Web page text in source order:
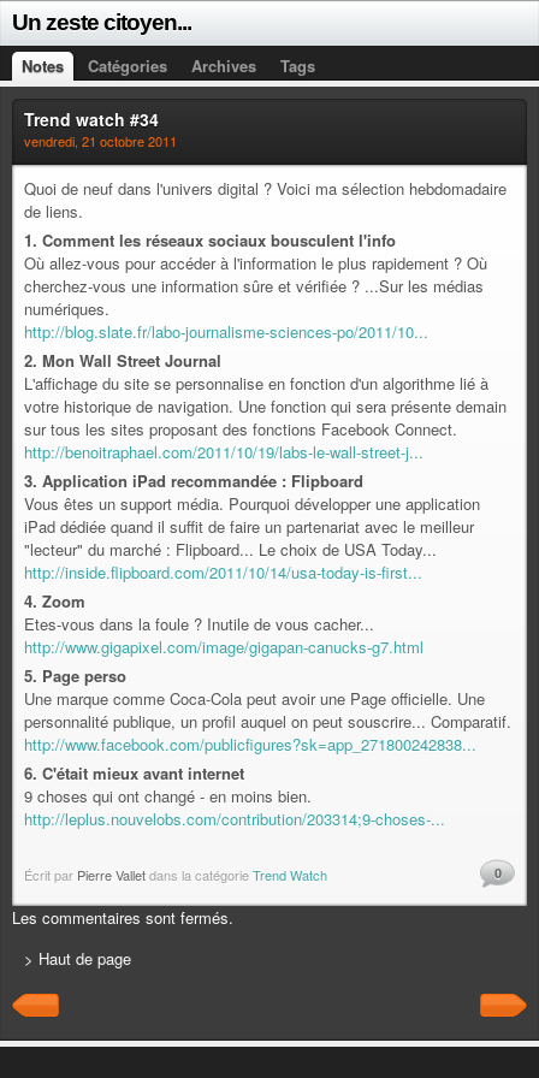
Un zeste citoyen...
Notes Catégories Archives Tags
Trend watch #34
vendredi, 21 octobre 2011
Quoi de neuf dans l'univers digital ? Voici ma sélection hebdomadaire
de liens.
1. Comment les réseaux sociaux bousculent l'info
Où allez-vous pour accéder à l'information le plus rapidement ? Où
cherchez-vous une information sûre et vérifiée ? ...Sur les médias
numériques.
http://blog.slate.fr/labo-journalisme-sciences-po/2011/10...
2. Mon Wall Street Journal
L'affichage du site se personnalise en fonction d'un algorithme lié à
votre historique de navigation. Une fonction qui sera présente demain
sur tous les sites proposant des fonctions Facebook Connect.
http://benoitraphael.com/2011/10/19/labs-le-wall-street-j...
3. Application iPad recommandée : Flipboard
Vous êtes un support média. Pourquoi développer une application
iPad dédiée quand il suffit de faire un partenariat avec le meilleur
"lecteur" du marché : Flipboard... Le choix de USA Today...
http://inside.flipboard.com/2011/10/14/usa-today-is-first...
4. Zoom
Etes-vous dans la foule ? Inutile de vous cacher...
http://www.gigapixel.com/image/gigapan-canucks-g7.html
5. Page perso
Une marque comme Coca-Cola peut avoir une Page officielle. Une
personnalité publique, un profil auquel on peut souscrire... Comparatif.
http://www.facebook.com/publicfigures?sk=app_271800242838...
6. C'était mieux avant internet
9 choses qui ont changé - en moins bien.
http://leplus.nouvelobs.com/contribution/203314;9-choses-...
Écrit par Pierre Valletdans la catégorieTrend Watch 0
Les commentaires sont fermés.
> Haut de page